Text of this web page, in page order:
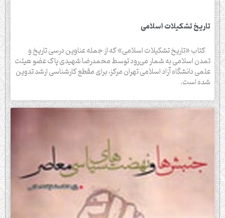
تاریخ تشکیلات اسلامی
کتاب «تاریخ تشکیلات اسلامی» که از جمله عناوین درسی تاریخ و
تمدن اسلامی به شمار می‌رود توسط محمدرضا شهیدی پاک عضو هیئت
علمی دانشگاه آزاد اسلامی تهران مرکز، برای مقطع کارشناسی ارشد تدوین
شده است.